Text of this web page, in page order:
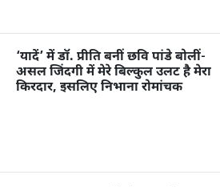
‘यादें’ में डॉ. प्रीति बनीं छवि पांडे बोलीं-
असल जिंदगी में मेरे बिल्कुल उलट है मेरा
किरदार, इसलिए निभाना रोमांचक